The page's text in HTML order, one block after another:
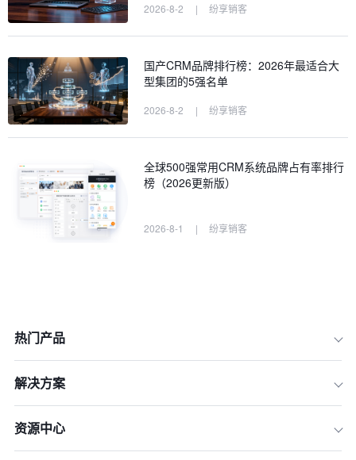
2026-8-2 | 纷享销客
国产CRM品牌排行榜：2026年最适合大
型集团的5强名单
2026-8-2 | 纷享销客
全球500强常用CRM系统品牌占有率排行
榜（2026更新版）
2026-8-1 | 纷享销客
热门产品
解决方案
资源中心